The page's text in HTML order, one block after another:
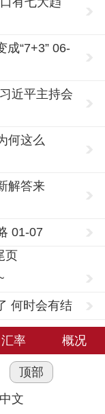
成“7+3” 06-
近平主持会
何这么
解答来
01-07
页
何时会有结
汇率 概况
顶部
文